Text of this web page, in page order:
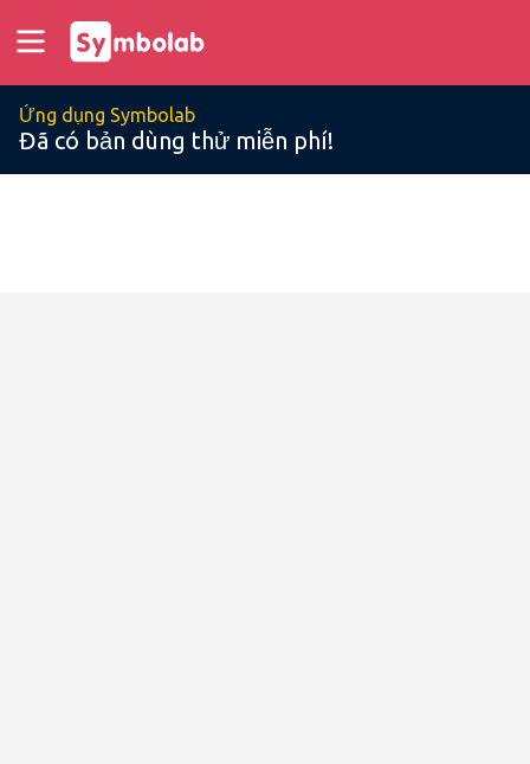
Ứng dụng Symbolab
Đã có bản dùng thử miễn phí!